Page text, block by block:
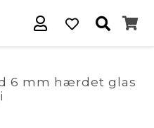
6 mm hærdet glas